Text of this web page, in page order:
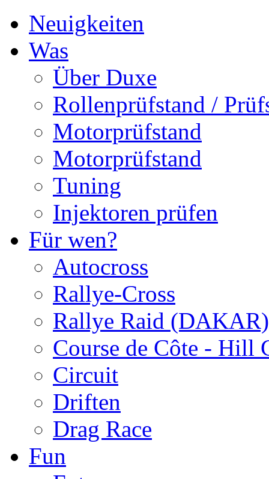
Neuigkeiten
Was
Über Duxe
Rollenprüfstand /
Motorprüfstand
Motorprüfstand
Tuning
Injektoren prüfen
Für wen?
Autocross
Rallye-Cross
Rallye Raid (DAKAR)
Course de Côte - Hill
Circuit
Driften
Drag Race
Fun